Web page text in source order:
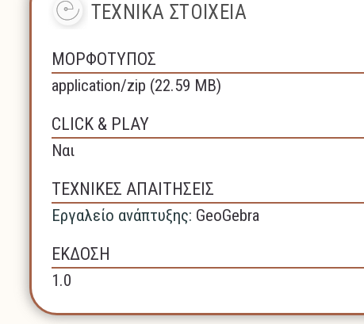
ΤΕΧΝΙΚΑ ΣΤΟΙΧΕΙΑ
ΜΟΡΦΟΤΥΠΟΣ
application/zip (22.59 MB)
CLICK & PLAY
Ναι
ΤΕΧΝΙΚΕΣ ΑΠΑΙΤΗΣΕΙΣ
Εργαλείο ανάπτυξης: GeoGebra
ΕΚΔΟΣΗ
1.0